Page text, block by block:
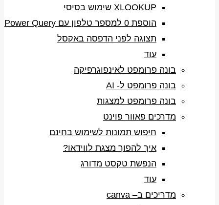
XLOOKUP שימוש בסיסי
הוספת 0 למספר טלפון עם Power Query
תצוגה לפני הדפסה באקסל
עוד
בונה פרומפט לאינפוגרפיקה
בונה פרומפט ל- AI
בונה פרומפט למצגות
מדרכים פאוור פוינט
חיפוש תמונות לשימוש בחינם
איך להפוך מצגת לווידאו?
הנפשת טקסט מדורג
עוד
מדריכים ב– canva